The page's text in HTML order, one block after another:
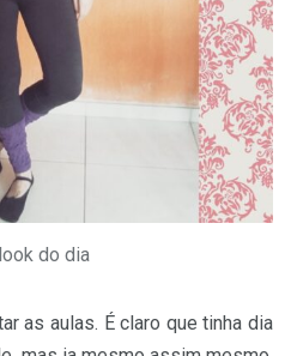
do dia
as aulas. É claro que tinha dia